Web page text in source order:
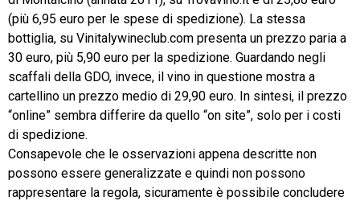
(più 6,95 euro per le spese di spedizione). La stessa
bottiglia, su Vinitalywineclub.com presenta un prezzo paria a
30 euro, più 5,90 euro per la spedizione. Guardando negli
scaffali della GDO, invece, il vino in questione mostra a
cartellino un prezzo medio di 29,90 euro. In sintesi, il prezzo
“online” sembra differire da quello “on site”, solo per i costi
di spedizione.
Consapevole che le osservazioni appena descritte non
possono essere generalizzate e quindi non possono
rappresentare la regola, sicuramente è possibile concludere